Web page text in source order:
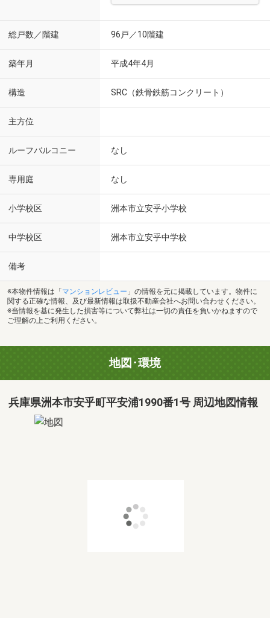
総戸数／階建 96戸／10階建
築年月 平成4年4月
構造 SRC（鉄骨鉄筋コンクリート）
主方位
ルーフバルコニー なし
専用庭 なし
小学校区 洲本市立安乎小学校
中学校区 洲本市立安乎中学校
備考
※本物件情報は「 マンションレビュー 」の情報を元に掲載しています。物件に
関する正確な情報、及び最新情報は取扱不動産会社へお問い合わせください。
※当情報を基に発生した損害等について弊社は一切の責任を負いかねますので
ご理解の上ご利用ください。
地図･環境
兵庫県洲本市安乎町平安浦1990番1号 周辺地図情報